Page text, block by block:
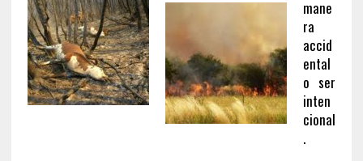
mane
ra
accid
ental
o ser
inten
cional
.